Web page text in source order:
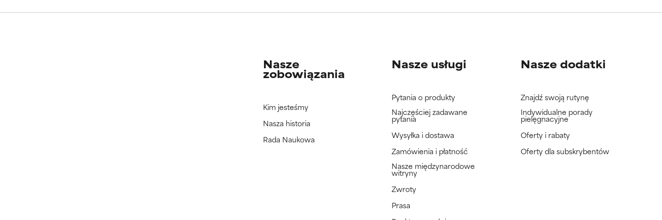
Nie oceniliśmy jeszcze tego składnika, ponieważ nie mieliśmy okazji przeanalizować badań na
Nie oceniliśmy jeszcze tego składnika, ponieważ nie mieliśmy okazji przeanalizować badań na
Nasze
zobowiązania
Kim jesteśmy
Nasza historia
Rada Naukowa
Nasze usługi
Pytania o produkty
Najczęściej zadawane
pytania
Wysyłka i dostawa
Zamówienia i płatność
Nasze międzynarodowe
witryny
Zwroty
Prasa
Nasze dodatki
Znajdź swoją rutynę
Indywidualne porady
pielęgnacyjne
Oferty i rabaty
Oferty dla subskrybentów